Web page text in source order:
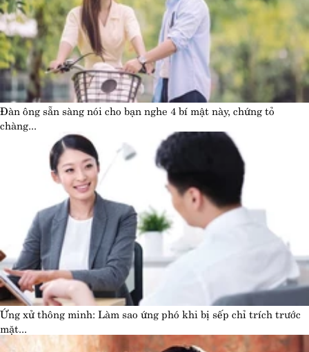
Đàn ông sẵn sàng nói cho bạn nghe 4 bí mật này, chứng tỏ
chàng...
Ứng xử thông minh: Làm sao ứng phó khi bị sếp chỉ trích trước
mặt...